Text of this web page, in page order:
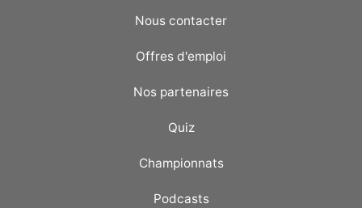
Nous contacter
Offres d'emploi
Nos partenaires
Quiz
Championnats
Podcasts